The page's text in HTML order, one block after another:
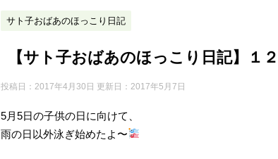
サト子おばあのほっこり日記
【サト子おばあのほっこり日記】１２
投稿日：2017年4月30日 更新日： 2017年5月7日
5月5日の子供の日に向けて、
雨の日以外泳ぎ始めたよ〜